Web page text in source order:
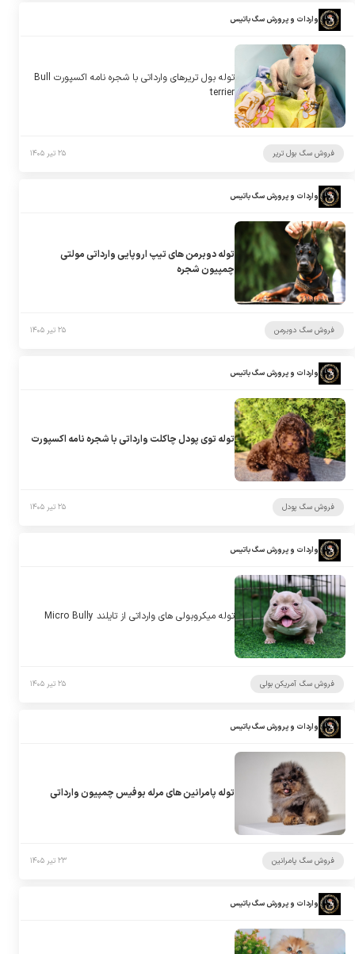
واردات و پرورش سگ باتیس
توله بول تریرهای وارداتی با شجره نامه اکسپورت Bull
terrier
فروش سگ بول تریر ۲۵ تیر ۱۴۰۵
واردات و پرورش سگ باتیس
توله دوبرمن های تیپ اروپایی وارداتی مولتی
چمپیون شجره
فروش سگ دوبرمن ۲۵ تیر ۱۴۰۵
واردات و پرورش سگ باتیس
توله توی پودل چاکلت وارداتی با شجره نامه اکسپورت
فروش سگ پودل ۲۵ تیر ۱۴۰۵
واردات و پرورش سگ باتیس
توله میکروبولی های وارداتی از تایلند Micro Bully
فروش سگ آمریکن بولی ۲۵ تیر ۱۴۰۵
واردات و پرورش سگ باتیس
توله پامرانین های مرله بوفیس چمپیون وارداتی
فروش سگ پامرانین ۲۳ تیر ۱۴۰۵
واردات و پرورش سگ باتیس